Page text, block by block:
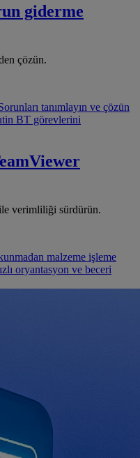
giderme
çözün.
tanımlayın ve çözün
BT görevlerini
verimliliği sürdürün.
malzeme işleme
oryantasyon ve beceri